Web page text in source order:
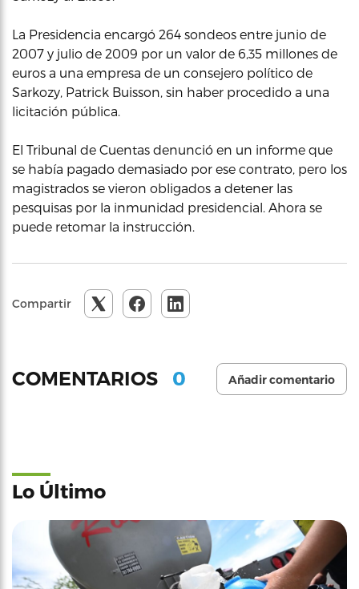
La Presidencia encargó 264 sondeos entre junio de
2007 y julio de 2009 por un valor de 6,35 millones de
euros a una empresa de un consejero político de
Sarkozy, Patrick Buisson, sin haber procedido a una
licitación pública.
El Tribunal de Cuentas denunció en un informe que
se había pagado demasiado por ese contrato, pero los
magistrados se vieron obligados a detener las
pesquisas por la inmunidad presidencial. Ahora se
puede retomar la instrucción.
Compartir
COMENTARIOS 0 Añadir comentario
Lo Último